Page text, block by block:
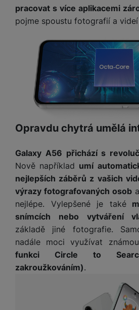
pracovat s více aplikacemi
pojme spoustu fotografií a
Opravdu chytrá umělá
Galaxy A56 přichází s
Nově například umí
nejlepších záběrů z vašich
výrazy fotografovaných osob
nejlépe. Vylepšené je také
snímcích nebo vytváření
základě jiné fotografie.
nadále moci využívat
funkci Circle to
zakroužkováním).